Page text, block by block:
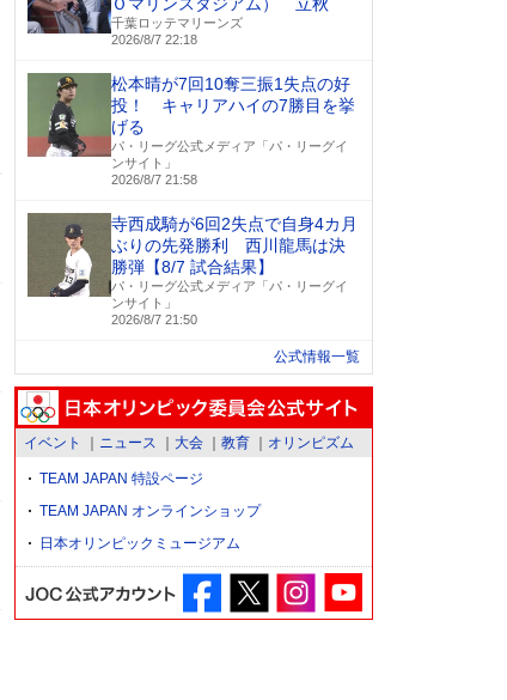
Ｏマリンスタジアム） 立秋
千葉ロッテマリーンズ
2026/8/7 22:18
松本晴が7回10奪三振1失点の好
投！ キャリアハイの7勝目を挙
げる
パ・リーグ公式メディア「パ・リーグイ
ンサイト」
2026/8/7 21:58
寺西成騎が6回2失点で自身4カ月
ぶりの先発勝利 西川龍馬は決
勝弾【8/7 試合結果】
パ・リーグ公式メディア「パ・リーグイ
ンサイト」
2026/8/7 21:50
公式情報一覧
イベント ニュース 大会 教育 オリンピズム
TEAM JAPAN 特設ページ
TEAM JAPAN オンラインショップ
日本オリンピックミュージアム